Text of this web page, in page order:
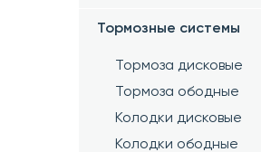
Тормозные системы
Тормоза дисковые
Тормоза ободные
Колодки дисковые
Колодки ободные